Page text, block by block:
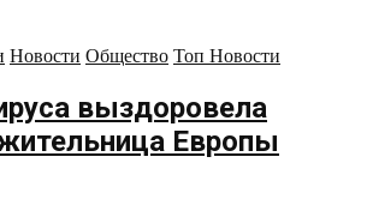
Новости Общество Топ Новости
выздоровела
Европы